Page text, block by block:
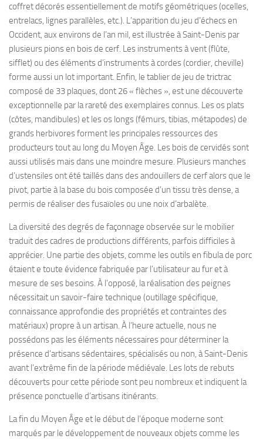
coffret décorés essentiellement de motifs géométriques (ocelles,
entrelacs, lignes parallèles, etc.). L’apparition du jeu d’échecs en
Occident, aux environs de l’an mil, est illustrée à Saint-Denis par
plusieurs pions en bois de cerf. Les instruments à vent (flûte,
sifflet) ou des éléments d’instruments à cordes (cordier, cheville)
forme aussi un lot important. Enfin, le tablier de jeu de trictrac
composé de 33 plaques, dont 26 « flèches », est une découverte
exceptionnelle par la rareté des exemplaires connus. Les os plats
(côtes, mandibules) et les os longs (fémurs, tibias, métapodes) de
grands herbivores forment les principales ressources des
producteurs tout au long du Moyen Âge. Les bois de cervidés sont
aussi utilisés mais dans une moindre mesure. Plusieurs manches
d’ustensiles ont été taillés dans des andouillers de cerf alors que le
pivot, partie à la base du bois composée d’un tissu très dense, a
permis de réaliser des fusaïoles ou une noix d’arbalète.
La diversité des degrés de façonnage observée sur le mobilier
traduit des cadres de productions différents, parfois difficiles à
apprécier. Une partie des objets, comme les outils en fibula de porc
étaient e toute évidence fabriquée par l’utilisateur au fur et à
mesure de ses besoins. À l’opposé, la réalisation des peignes
nécessitait un savoir-faire technique (outillage spécifique,
connaissance approfondie des propriétés et contraintes des
matériaux) propre à un artisan. À l’heure actuelle, nous ne
possédons pas les éléments nécessaires pour déterminer la
présence d’artisans sédentaires, spécialisés ou non, à Saint-Denis
avant l’extrême fin de la période médiévale. Les lots de rebuts
découverts pour cette période sont peu nombreux et indiquent la
présence ponctuelle d’artisans itinérants.
La fin du Moyen Âge et le début de l’époque moderne sont
marqués par le développement de nouveaux objets comme les